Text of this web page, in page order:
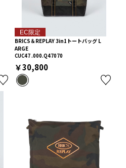
EC限定
BRICS＆REPLAY 3in1トートバッグ L
ARGE
CUC47 .000.Q47070
￥30,800